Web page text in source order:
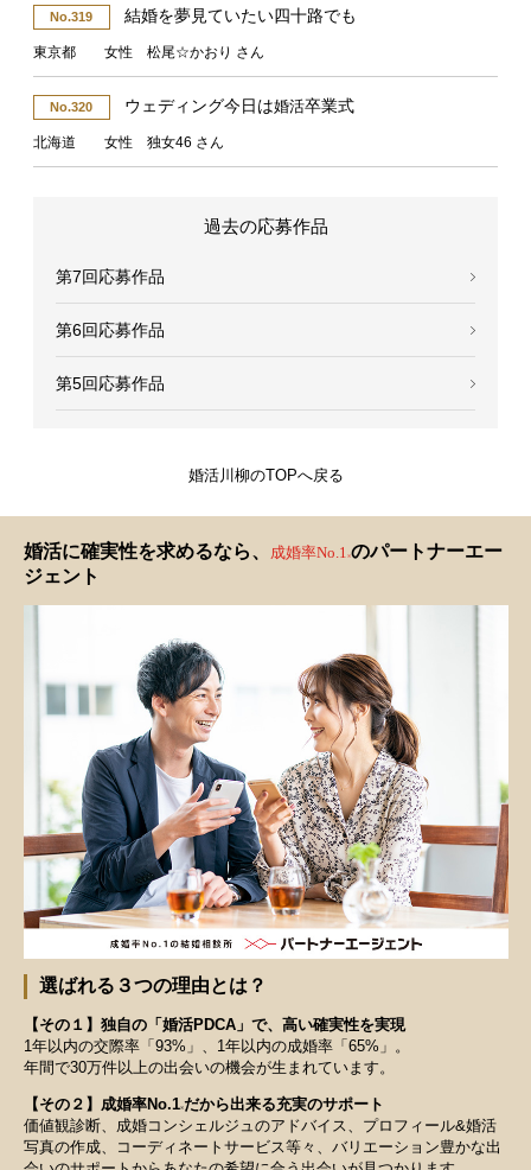
No.319 結婚を夢見ていたい四十路でも
東京都 女性 松尾☆かおり さん
No.320 ウェディング今日は婚活卒業式
北海道 女性 独女46 さん
過去の応募作品
第7回応募作品
第6回応募作品
第5回応募作品
婚活川柳のTOPへ戻る
婚活に確実性を求めるなら、 成婚率No.1 ※のパートナーエー
ジェント
選ばれる３つの理由とは？
【その１】独自の「婚活PDCA」で、高い確実性を実現
1年以内の交際率「93%」、1年以内の成婚率「65%」。
年間で30万件以上の出会いの機会が生まれています。
【その２】成婚率No.1※だから出来る充実のサポート
価値観診断、成婚コンシェルジュのアドバイス、プロフィール&婚活
写真の作成、コーディネートサービス等々、バリエーション豊かな出